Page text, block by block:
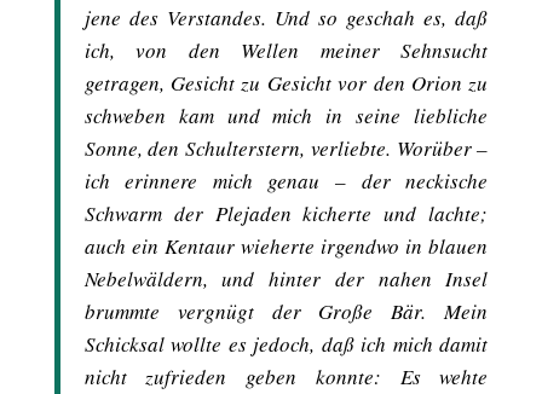
jene des Verstandes. Und so geschah es, daß
ich, von den Wellen meiner Sehnsucht
getragen, Gesicht zu Gesicht vor den Orion zu
schweben kam und mich in seine liebliche
Sonne, den Schulterstern, verliebte. Worüber –
ich erinnere mich genau – der neckische
Schwarm der Plejaden kicherte und lachte;
auch ein Kentaur wieherte irgendwo in blauen
Nebelwäldern, und hinter der nahen Insel
brummte vergnügt der Große Bär. Mein
Schicksal wollte es jedoch, daß ich mich damit
nicht zufrieden geben konnte: Es wehte